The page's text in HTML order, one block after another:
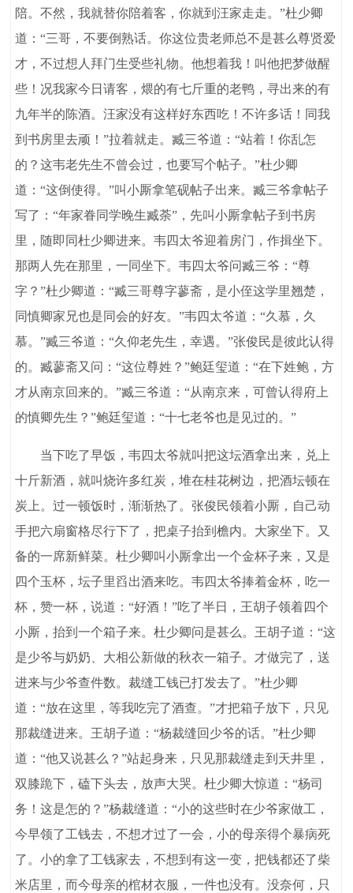
陪。不然，我就替你陪着客，你就到汪家走走。”杜少卿
道：“三哥，不要倒熟话。你这位贵老师总不是甚么尊贤爱
才，不过想人拜门生受些礼物。他想着我！叫他把梦做醒
些！况我家今日请客，煨的有七斤重的老鸭，寻出来的有
九年半的陈酒。汪家没有这样好东西吃！不许多话！同我
到书房里去顽！”拉着就走。臧三爷道：“站着！你乱怎
的？这韦老先生不曾会过，也要写个帖子。”杜少卿
道：“这倒使得。”叫小厮拿笔砚帖子出来。臧三爷拿帖子
写了：“年家眷同学晚生臧荼”，先叫小厮拿帖子到书房
里，随即同杜少卿进来。韦四太爷迎着房门，作揖坐下。
那两人先在那里，一同坐下。韦四太爷问臧三爷：“尊
字？”杜少卿道：“臧三哥尊字蓼斋，是小侄这学里翘楚，
同慎卿家兄也是同会的好友。”韦四太爷道：“久慕，久
慕。”臧三爷道：“久仰老先生，幸遇。”张俊民是彼此认得
的。臧蓼斋又问：“这位尊姓？”鲍廷玺道：“在下姓鲍，方
才从南京回来的。”臧三爷道：“从南京来，可曾认得府上
的慎卿先生？”鲍廷玺道：“十七老爷也是见过的。”
当下吃了早饭，韦四太爷就叫把这坛酒拿出来，兑上
十斤新酒，就叫烧许多红炭，堆在桂花树边，把酒坛顿在
炭上。过一顿饭时，渐渐热了。张俊民领着小厮，自己动
手把六扇窗格尽行下了，把桌子抬到檐内。大家坐下。又
备的一席新鲜菜。杜少卿叫小厮拿出一个金杯子来，又是
四个玉杯，坛子里舀出酒来吃。韦四太爷捧着金杯，吃一
杯，赞一杯，说道：“好酒！”吃了半日，王胡子领着四个
小厮，抬到一个箱子来。杜少卿问是甚么。王胡子道：“这
是少爷与奶奶、大相公新做的秋衣一箱子。才做完了，送
进来与少爷查件数。裁缝工钱已打发去了。”杜少卿
道：“放在这里，等我吃完了酒查。”才把箱子放下，只见
那裁缝进来。王胡子道：“杨裁缝回少爷的话。”杜少卿
道：“他又说甚么？”站起身来，只见那裁缝走到天井里，
双膝跪下，磕下头去，放声大哭。杜少卿大惊道：“杨司
务！这是怎的？”杨裁缝道：“小的这些时在少爷家做工，
今早领了工钱去，不想才过了一会，小的母亲得个暴病死
了。小的拿了工钱家去，不想到有这一变，把钱都还了柴
米店里，而今母亲的棺材衣服，一件也没有。没奈何，只